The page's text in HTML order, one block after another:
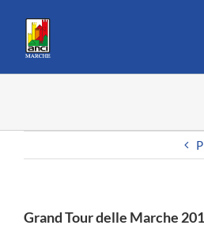
contenuto
Grand Tour delle Marche